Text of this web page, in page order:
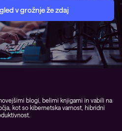
v grožnje že zdaj
blogi, belimi knjigami in vabili na
kot so kibernetska varnost, hibridni